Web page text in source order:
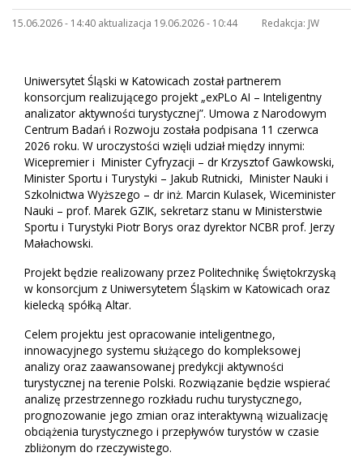
15.06.2026 - 14:40 aktualizacja 19.06.2026 - 10:44 Redakcja: JW
Uniwersytet Śląski w Katowicach został partnerem
konsorcjum realizującego projekt „exPLo AI – Inteligentny
analizator aktywności turystycznej”. Umowa z Narodowym
Centrum Badań i Rozwoju została podpisana 11 czerwca
2026 roku. W uroczystości wzięli udział między innymi:
Wicepremier i Minister Cyfryzacji – dr Krzysztof Gawkowski,
Minister Sportu i Turystyki – Jakub Rutnicki, Minister Nauki i
Szkolnictwa Wyższego – dr inż. Marcin Kulasek, Wiceminister
Nauki – prof. Marek GZIK, sekretarz stanu w Ministerstwie
Sportu i Turystyki Piotr Borys oraz dyrektor NCBR prof. Jerzy
Małachowski.
Projekt będzie realizowany przez Politechnikę Świętokrzyską
w konsorcjum z Uniwersytetem Śląskim w Katowicach oraz
kielecką spółką Altar.
Celem projektu jest opracowanie inteligentnego,
innowacyjnego systemu służącego do kompleksowej
analizy oraz zaawansowanej predykcji aktywności
turystycznej na terenie Polski. Rozwiązanie będzie wspierać
analizę przestrzennego rozkładu ruchu turystycznego,
prognozowanie jego zmian oraz interaktywną wizualizację
obciążenia turystycznego i przepływów turystów w czasie
zbliżonym do rzeczywistego.